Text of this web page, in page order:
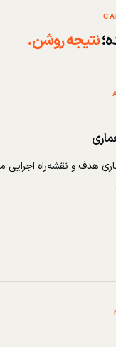
نتیجه روشن.
هدف و نقشه‌راه اجرایی